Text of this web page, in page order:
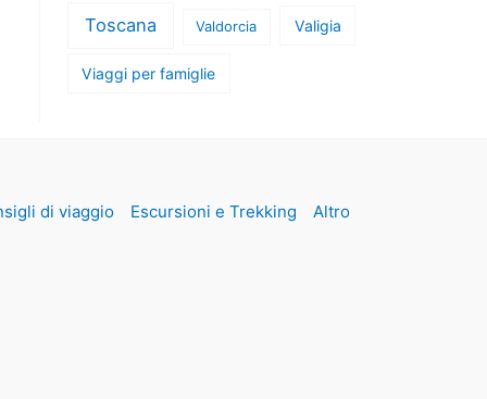
Toscana Valdorcia Valigia
Viaggi per famiglie
di viaggio Escursioni e Trekking Altro